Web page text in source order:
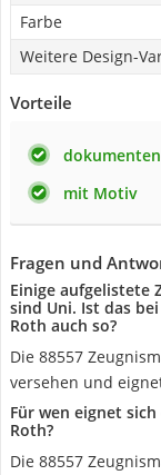
Farbe
Weitere Design-
Vorteile
mit Motiv
Fragen und
Einige aufgelistete
sind Uni. Ist das
Roth auch so?
Die ‎88557
versehen und
Für wen eignet
Roth?
Die ‎88557